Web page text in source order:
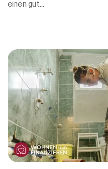
einen gut...